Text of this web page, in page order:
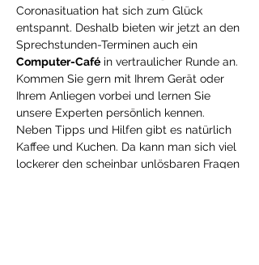
Coronasituation hat sich zum Glück
entspannt. Deshalb bieten wir jetzt an den
Sprechstunden-Terminen auch ein
Computer-Café in vertraulicher Runde an.
Kommen Sie gern mit Ihrem Gerät oder
Ihrem Anliegen vorbei und lernen Sie
unsere Experten persönlich kennen.
Neben Tipps und Hilfen gibt es natürlich
Kaffee und Kuchen. Da kann man sich viel
lockerer den scheinbar unlösbaren Fragen